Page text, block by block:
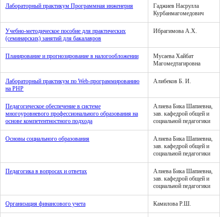
Лабораторный практикум Программная инженерия
Гаджиев Насрулла
Курбанмагомедович
Учебно-методическое пособие для практических
(семинарских) занятий для бакалавров
Ибрагимова А.Х.
Планирование и прогнозирование в налогообложении
Мусаева Хайбат
Магомедтагировна
Лабораторный практикум по Web-программированию
на PHP
Алибеков Б. И.
Педагогическое обеспечение в системе
многоуровневого профессионального образования на
основе компетентностного подхода
Алиева Бика Шапиевна,
зав. кафедрой общей и
социальной педагогики
Основы социального образования
Алиева Бика Шапиевна,
зав. кафедрой общей и
социальной педагогики
Педагогика в вопросах и ответах
Алиева Бика Шапиевна,
зав. кафедрой общей и
социальной педагогики
Организация финансового учета Камилова Р.Ш.